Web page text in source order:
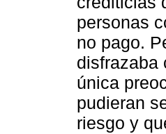
personas
no pago.
disfrazaba
única
pudieran
riesgo y